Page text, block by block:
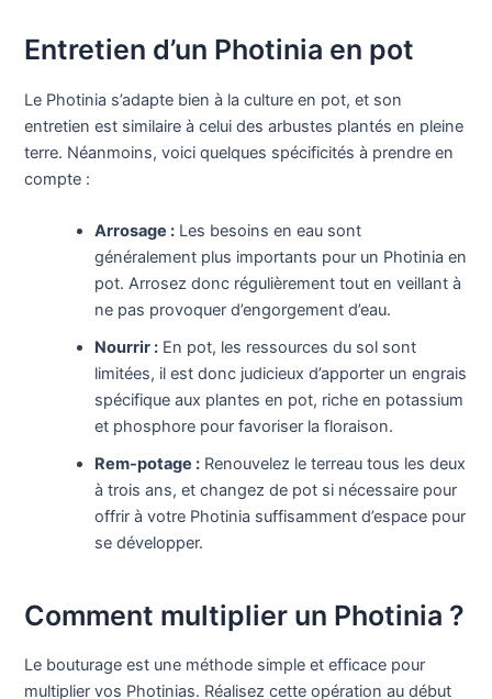
Entretien d’un Photinia en pot
Le Photinia s’adapte bien à la culture en pot, et son
entretien est similaire à celui des arbustes plantés en pleine
terre. Néanmoins, voici quelques spécificités à prendre en
compte :
Arrosage : Les besoins en eau sont
généralement plus importants pour un Photinia en
pot. Arrosez donc régulièrement tout en veillant à
ne pas provoquer d’engorgement d’eau.
Nourrir : En pot, les ressources du sol sont
limitées, il est donc judicieux d’apporter un engrais
spécifique aux plantes en pot, riche en potassium
et phosphore pour favoriser la floraison.
Rem-potage : Renouvelez le terreau tous les deux
à trois ans, et changez de pot si nécessaire pour
offrir à votre Photinia suffisamment d’espace pour
se développer.
Comment multiplier un Photinia ?
Le bouturage est une méthode simple et efficace pour
multiplier vos Photinias. Réalisez cette opération au début